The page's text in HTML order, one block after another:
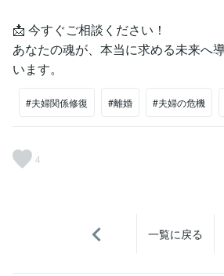
📩 今すぐご相談ください！
あなたの魂が、本当に求める未来へ
います。
#夫婦関係修復 #離婚 #夫婦の危機
4
一覧に戻る